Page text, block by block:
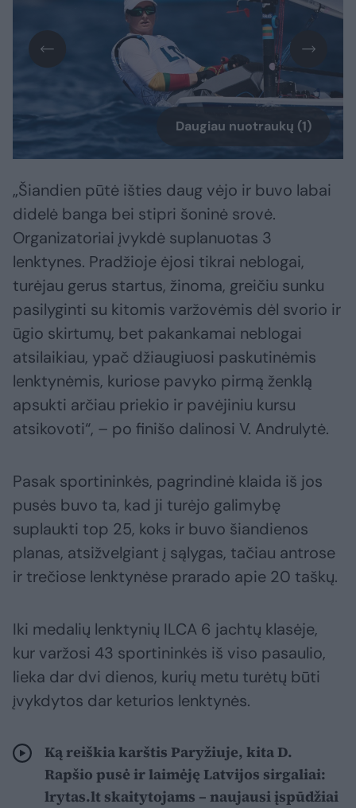
Daugiau nuotraukų (1)
„Šiandien pūtė išties daug vėjo ir buvo labai
didelė banga bei stipri šoninė srovė.
Organizatoriai įvykdė suplanuotas 3
lenktynes. Pradžioje ėjosi tikrai neblogai,
turėjau gerus startus, žinoma, greičiu sunku
pasilyginti su kitomis varžovėmis dėl svorio ir
ūgio skirtumų, bet pakankamai neblogai
atsilaikiau, ypač džiaugiuosi paskutinėmis
lenktynėmis, kuriose pavyko pirmą ženklą
apsukti arčiau priekio ir pavėjiniu kursu
atsikovoti“, – po finišo dalinosi V. Andrulytė.
Pasak sportininkės, pagrindinė klaida iš jos
pusės buvo ta, kad ji turėjo galimybę
suplaukti top 25, koks ir buvo šiandienos
planas, atsižvelgiant į sąlygas, tačiau antrose
ir trečiose lenktynėse prarado apie 20 taškų.
Iki medalių lenktynių ILCA 6 jachtų klasėje,
kur varžosi 43 sportininkės iš viso pasaulio,
lieka dar dvi dienos, kurių metu turėtų būti
įvykdytos dar keturios lenktynės.
Ką reiškia karštis Paryžiuje, kita D.
Rapšio pusė ir laimėję Latvijos sirgaliai:
lrytas.lt skaitytojams – naujausi įspūdžiai